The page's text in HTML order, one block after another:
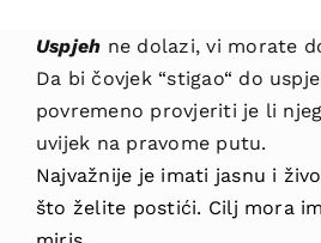
Uspjeh ne dolazi, vi morate
Da bi čovjek “stigao“ do
povremeno provjeriti je li
uvijek na pravome putu.
Najvažnije je imati jasnu i
što želite postići. Cilj mora